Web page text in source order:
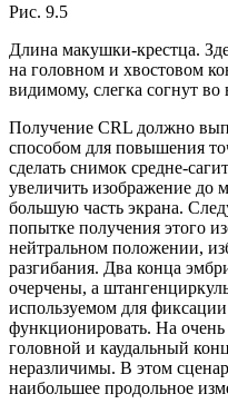
Рис. 9.5
Длина макушки-крестца.
на головном и хвостовом
видимому, слегка согнут во
Получение CRL должно
способом для повышения
сделать снимок средне-
увеличить изображение до
большую часть экрана.
попытке получения этого
нейтральном положении,
разгибания. Два конца
очерчены, а
используемом для
функционировать. На
головной и каудальный
неразличимы. В этом
наибольшее продольное